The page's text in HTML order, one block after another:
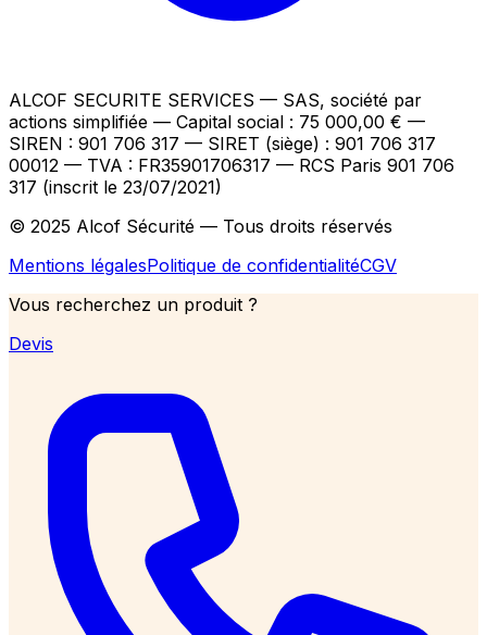
ALCOF SECURITE SERVICES — SAS, société par
actions simplifiée — Capital social : 75 000,00 € —
SIREN : 901 706 317 — SIRET (siège) : 901 706 317
00012 — TVA : FR35901706317 — RCS Paris 901 706
317 (inscrit le 23/07/2021)
© 2025 Alcof Sécurité — Tous droits réservés
Mentions légalesPolitique de confidentialitéCGV
Vous recherchez un produit ?
Devis